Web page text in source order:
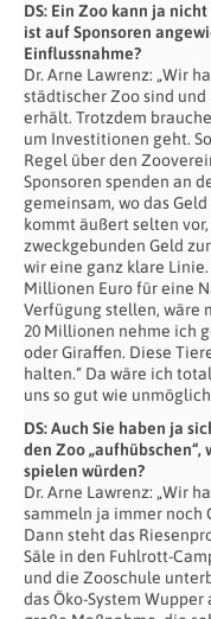
DS: Ein Zoo kann ja
ist auf Sponsoren
Einflussnahme?
Dr. Arne Lawrenz: „Wir
städtischer Zoo sind
erhält. Trotzdem
um Investitionen geht.
Regel über den
Sponsoren spenden an
gemeinsam, wo das
kommt äußert selten
zweckgebunden Geld
wir eine ganz klare
Millionen Euro für eine
Verfügung stellen, wäre
20 Millionen nehme ich
oder Giraffen. Diese
halten.“ Da wäre ich
uns so gut wie
DS: Auch Sie haben ja
den Zoo „aufhübschen“,
spielen würden?
Dr. Arne Lawrenz: „Wir
sammeln ja immer noch
Dann steht das
Säle in den Fuhlrott-
und die Zooschule
das Öko-System